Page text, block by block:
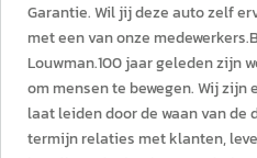
Garantie. Wil jij deze auto zelf
met een van onze
Louwman.100 jaar geleden zijn
om mensen te bewegen. Wij
laat leiden door de waan van
termijn relaties met klanten,